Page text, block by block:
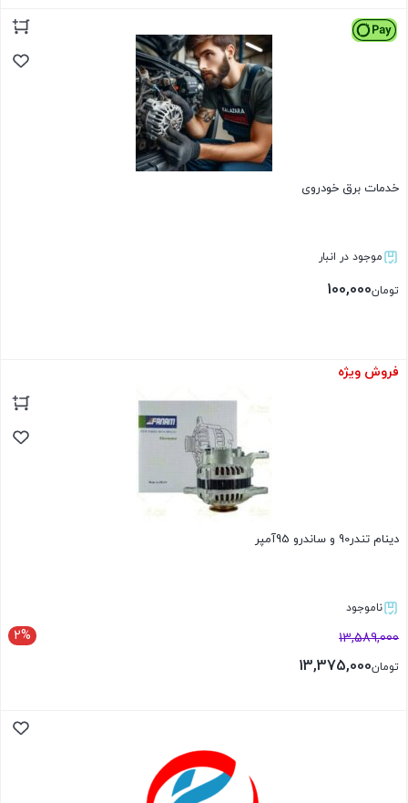
بستن
خدمات برق خودروی
موجود در انبار
تومان100,000
بستن
فروش ویژه
دینام تندر90 و ساندرو 95آمپر
ناموجود
2% 13,589,000
تومان13,375,000